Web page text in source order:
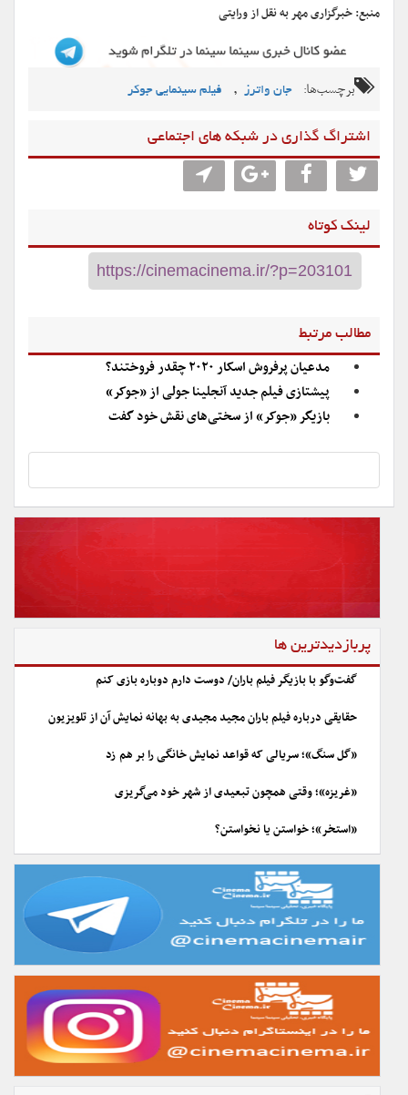
منبع: خبرگزاری مهر به نقل از ورایتی
برچسب‌ها: جان واترز , فیلم سینمایی جوکر
اشتراگ گذاری در شبکه های اجتماعی
لینک کوتاه
مطالب مرتبط
مدعیان پرفروش اسکار ۲۰۲۰ چقدر فروختند؟
پیشتازی فیلم جدید آنجلینا جولی از «جوکر»
بازیگر «جوکر» از سختی‌های نقش خود گفت
پربازدیدترین ها
گفت‌وگو با بازیگر فیلم باران/ دوست دارم دوباره بازی کنم
حقایقی درباره فیلم باران مجید مجیدی به بهانه نمایش آن از تلویزیون
«گل سنگ»؛ سریالی که قواعد نمایش خانگی را بر هم زد
«غریزه»؛ وقتی همچون تبعیدی از شهر خود می‌گریزی
«استخر»؛ خواستن یا نخواستن؟